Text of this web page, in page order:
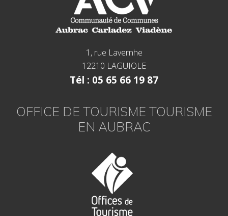
1, rue Lavernhe
12210 LAGUIOLE
Tél : 05 65 66 19 87
OFFICE DE TOURISME TOURISME
EN AUBRAC